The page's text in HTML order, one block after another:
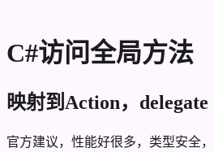
C#访问全局方法
映射到Action，delegate
官方建议，性能好很多，类型安全